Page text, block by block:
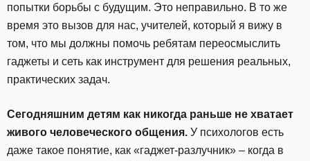
попытки борьбы с будущим. Это неправильно. В то же
время это вызов для нас, учителей, который я вижу в
том, что мы должны помочь ребятам переосмыслить
гаджеты и сеть как инструмент для решения реальных,
практических задач.
Сегодняшним детям как никогда раньше не хватает
живого человеческого общения. У психологов есть
даже такое понятие, как «гаджет-разлучник» – когда в